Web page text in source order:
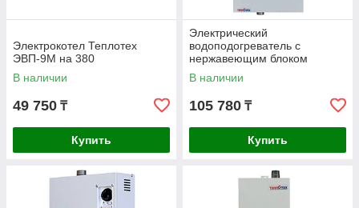
Электрокотел Теплотех
ЭВП-9М на 380
В наличии
49 750 ₸
Купить
Электрический
водоподогреватель с
нержавеющим блоком
нагревателей Теплотех 380В
ЭВП-24Н
В наличии
105 780 ₸
Купить